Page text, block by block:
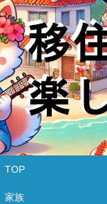
TOP
家族